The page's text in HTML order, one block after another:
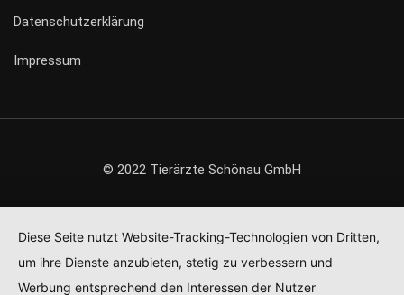
Datenschutzerklärung
Impressum
© 2022 Tierärzte Schönau GmbH
Diese Seite nutzt Website-Tracking-Technologien von Dritten,
um ihre Dienste anzubieten, stetig zu verbessern und
Werbung entsprechend den Interessen der Nutzer